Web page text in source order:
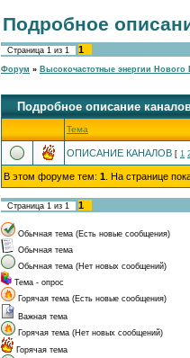
Подробное
Страница 1 из 1 1
Форум » Высокочастотные энергии Нового
Подробное описание
Тема
ОПИСАНИЕ КАНАЛОВ [ 1
В этом форуме тем: 1 . На странице
Страница 1 из 1 1
Обычная тема (Есть новые сообщения)
Обычная тема
Обычная тема (Нет новых сообщений)
Тема - опрос
Горячая тема (Есть новые сообщения)
Важная тема
Горячая тема (Нет новых сообщений)
Горячая тема